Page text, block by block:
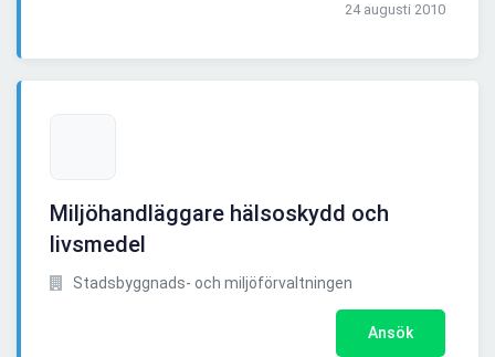
24 augusti 2010
Miljöhandläggare hälsoskydd och
livsmedel
Stadsbyggnads- och miljöförvaltningen
Ansök